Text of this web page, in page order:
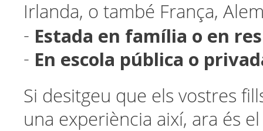
Irlanda, o també França,
- Estada en família o en
- En escola pública o
Si desitgeu que els vostres
una experiència així, ara és